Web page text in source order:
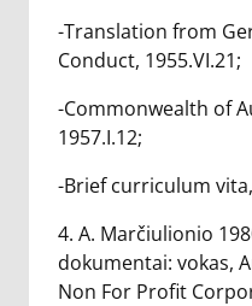
-Translation from
Conduct, 1955.VI.21;
-Commonwealth of
1957.I.12;
-Brief curriculum
4. A. Marčiulionio
dokumentai: vokas,
Non For Profit